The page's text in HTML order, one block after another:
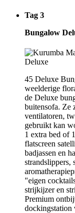
Tag 3
Bungalow
45 Deluxe
weelderige
de Deluxe
buitensofa. Ze
ventilatoren,
gebruikt kan
1 extra bed of
flatscreen
badjassen en
strandslippers,
"eigen
strijkijzer en
Premium
dockingstation